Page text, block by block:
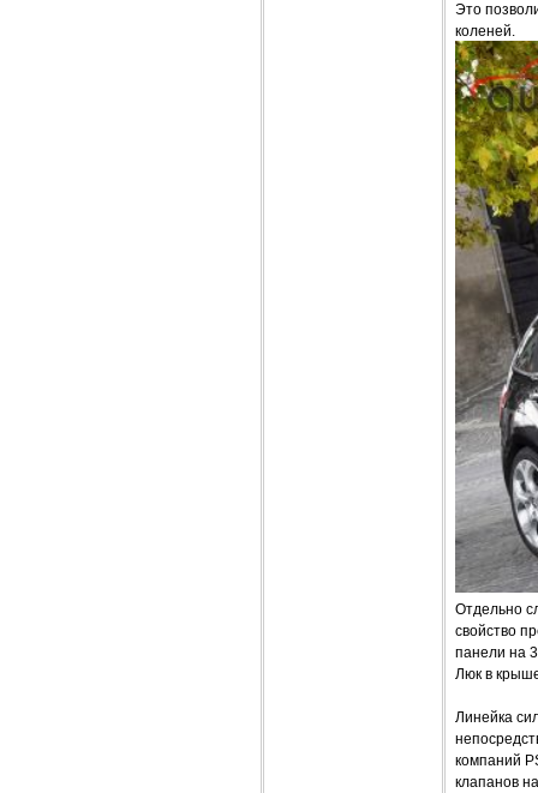
Это
коленей.
Отдельно
свойство
панели на
Люк в
Линейка
компаний
клапанов